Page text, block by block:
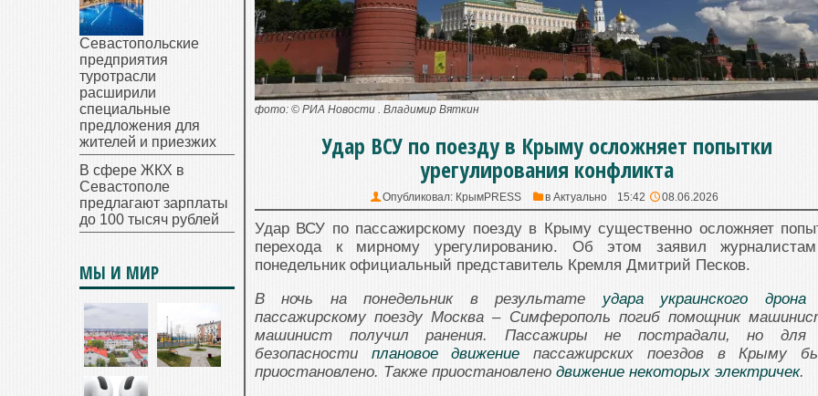
фото: © РИА Новости . Владимир Вяткин
Удар ВСУ по поезду в Крыму осложняет попытки
урегулирования конфликта
Опубликовал: КрымPRESS в Актуально 15:42 08.06.2026
Удар ВСУ по пассажирскому поезду в Крыму существенно осложняет
перехода к мирному урегулированию. Об этом заявил
понедельник официальный представитель Кремля Дмитрий Песков.
В ночь на понедельник в результате удара украинского дрона
пассажирскому поезду Москва – Симферополь погиб помощник
машинист получил ранения. Пассажиры не пострадали, но для
безопасности плановое движение пассажирских поездов в Крыму
приостановлено. Также приостановлено движение некоторых электричек.
Севастопольские
предприятия
туротрасли
расширили
специальные
предложения для
жителей и приезжих
В сфере ЖКХ в
Севастополе
предлагают зарплаты
до 100 тысяч рублей
МЫ И МИР